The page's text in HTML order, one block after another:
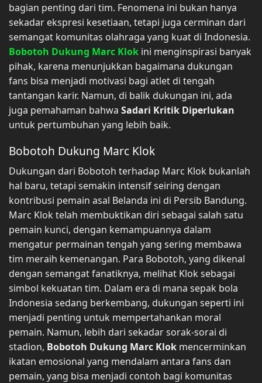
bagian penting dari tim. Fenomena ini bukan hanya
sekadar ekspresi kesetiaan, tetapi juga cerminan dari
semangat komunitas olahraga yang kuat di Indonesia.
Bobotoh Dukung Marc Klok ini menginspirasi banyak
pihak, karena menunjukkan bagaimana dukungan
fans bisa menjadi motivasi bagi atlet di tengah
tantangan karir. Namun, di balik dukungan ini, ada
juga pemahaman bahwa Sadari Kritik Diperlukan
untuk pertumbuhan yang lebih baik.
Bobotoh Dukung Marc Klok
Dukungan dari Bobotoh terhadap Marc Klok bukanlah
hal baru, tetapi semakin intensif seiring dengan
kontribusi pemain asal Belanda ini di Persib Bandung.
Marc Klok telah membuktikan diri sebagai salah satu
pemain kunci, dengan kemampuannya dalam
mengatur permainan tengah yang sering membawa
tim meraih kemenangan. Para Bobotoh, yang dikenal
dengan semangat fanatiknya, melihat Klok sebagai
simbol kekuatan tim. Dalam era di mana sepak bola
Indonesia sedang berkembang, dukungan seperti ini
menjadi penting untuk mempertahankan moral
pemain. Namun, lebih dari sekadar sorak-sorai di
stadion, Bobotoh Dukung Marc Klok mencerminkan
ikatan emosional yang mendalam antara fans dan
pemain, yang bisa menjadi contoh bagi komunitas